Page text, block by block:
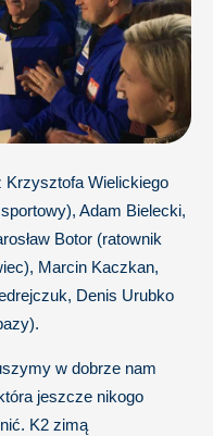
Krzysztofa Wielickiego
Adam Bielecki,
Botor (ratownik
Marcin Kaczkan,
Denis Urubko
w dobrze nam
jeszcze nikogo
K2 zimą